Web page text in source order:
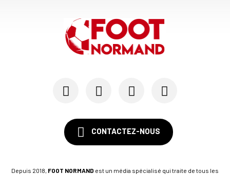
SM CAEN - MERCATO
Le Rouennais Nassim Titebah sur les tablettes d...
Le Stade Malherbe sur le point de sécuriser une...
CONTACTEZ-NOUS
Depuis 2018, FOOT NORMAND est un média spécialisé qui traite de tous les